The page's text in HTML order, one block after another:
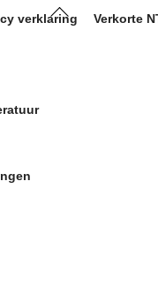
Back
verklaring Verkorte